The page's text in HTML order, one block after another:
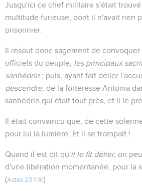
Jusqu'ici ce chef militaire s'était
multitude furieuse, dont il n'avait rien
prisonnier.
Il résout donc sagement de
officiels du peuple, les principaux
sanhédrin ; puis, ayant fait délier
descendre, de la forteresse Antonia
sanhédrin qui était tout près, et il le
Il était convaincu que, de cette
pour lui la lumière. Et il se trompait !
Quand il est dit qu'il le fit délier, on
d'une libération momentanée, pour la
(Actes 23.1-10)